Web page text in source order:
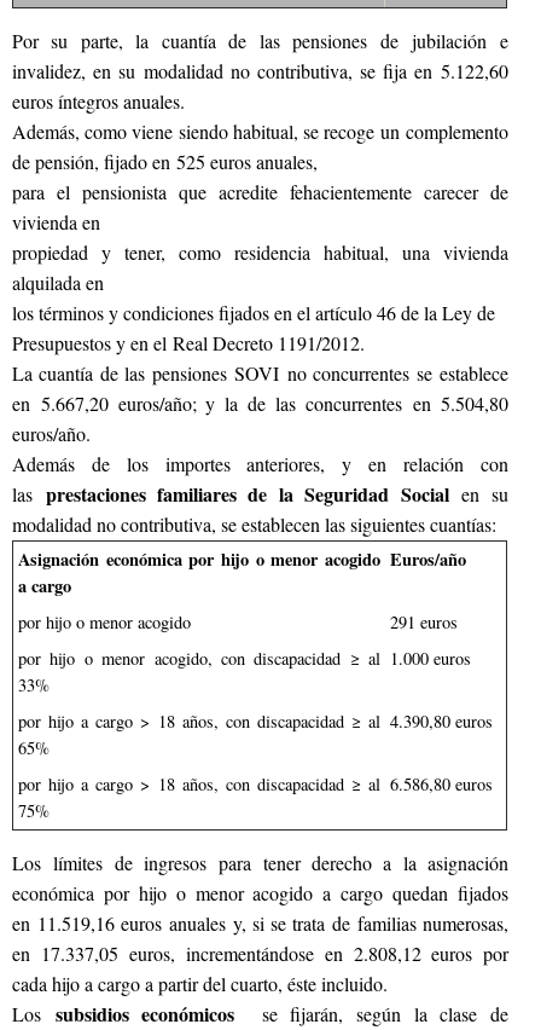
Por su parte, la cuantía de las pensiones de jubilación e
invalidez, en su modalidad no contributiva, se fija en 5.122,60
euros íntegros anuales.
Además, como viene siendo habitual, se recoge un complemento
de pensión, fijado en 525 euros anuales,
para el pensionista que acredite fehacientemente carecer de
vivienda en
propiedad y tener, como residencia habitual, una vivienda
alquilada en
los términos y condiciones fijados en el artículo 46 de la Ley de
Presupuestos y en el Real Decreto 1191/2012.
La cuantía de las pensiones SOVI no concurrentes se establece
en 5.667,20 euros/año; y la de las concurrentes en 5.504,80
euros/año.
Además de los importes anteriores, y en relación con
las prestaciones familiares de la Seguridad Socialen su
modalidad no contributiva, se establecen las siguientes cuantías:
Asignación económica por hijo o menor acogido
a cargo
Euros/año
por hijo o menor acogido
291 euros
por hijo o menor acogido, con discapacidad ≥ al
33%
1.000 euros
por hijo a cargo > 18 años, con discapacidad ≥ al
65%
4.390,80 euros
por hijo a cargo > 18 años, con discapacidad ≥ al
75%
6.586,80 euros
Los límites de ingresos para tener derecho a la asignación
económica por hijo o menor acogido a cargo quedan fijados
en 11.519,16 euros anuales y, si se trata de familias numerosas,
en 17.337,05 euros, incrementándose en 2.808,12 euros por
cada hijo a cargo a partir del cuarto, éste incluido.
Los subsidios económicos se fijarán, según la clase de